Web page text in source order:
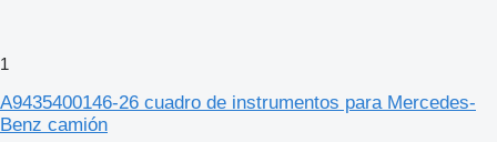
1
A9435400146-26 cuadro de instrumentos para Mercedes-
Benz camión